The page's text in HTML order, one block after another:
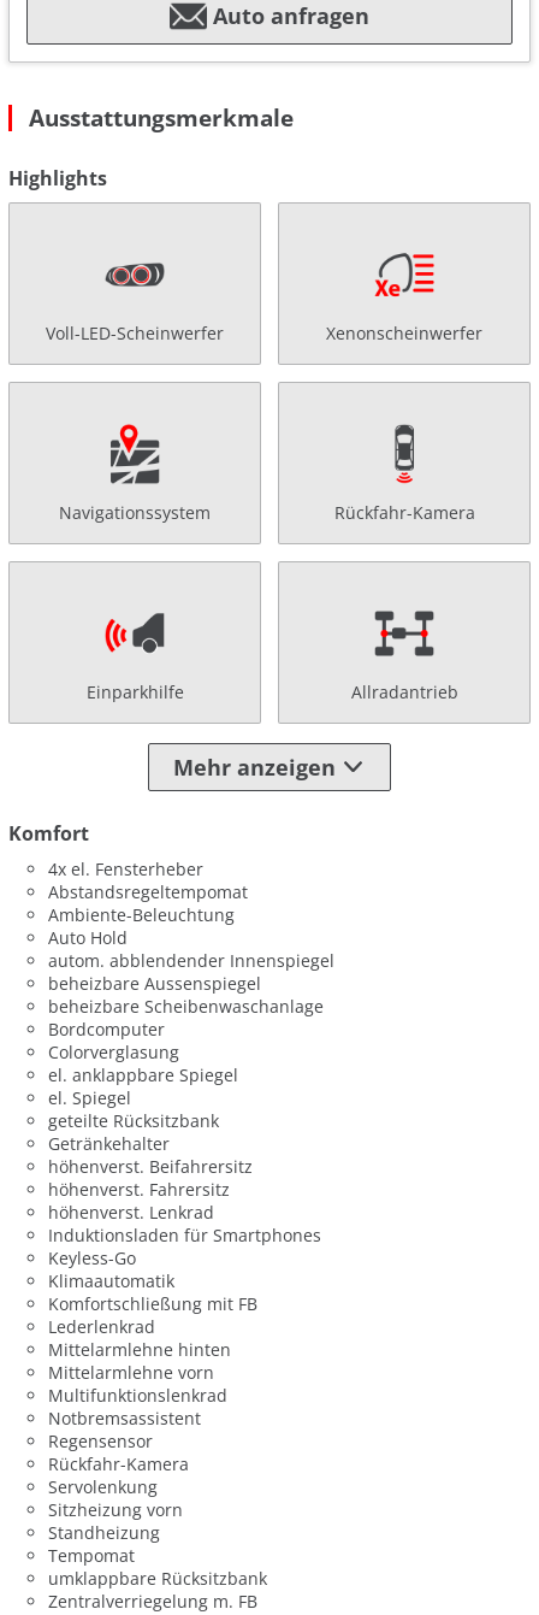
Auto anfragen
Ausstattungsmerkmale
Highlights
Voll-LED-Scheinwerfer Xenonscheinwerfer
Navigationssystem Rückfahr-Kamera
Einparkhilfe Allradantrieb
Mehr anzeigen
Komfort
4x el. Fensterheber
Abstandsregeltempomat
Ambiente-Beleuchtung
Auto Hold
autom. abblendender Innenspiegel
beheizbare Aussenspiegel
beheizbare Scheibenwaschanlage
Bordcomputer
Colorverglasung
el. anklappbare Spiegel
el. Spiegel
geteilte Rücksitzbank
Getränkehalter
höhenverst. Beifahrersitz
höhenverst. Fahrersitz
höhenverst. Lenkrad
Induktionsladen für Smartphones
Keyless-Go
Klimaautomatik
Komfortschließung mit FB
Lederlenkrad
Mittelarmlehne hinten
Mittelarmlehne vorn
Multifunktionslenkrad
Notbremsassistent
Regensensor
Rückfahr-Kamera
Servolenkung
Sitzheizung vorn
Standheizung
Tempomat
umklappbare Rücksitzbank
Zentralverriegelung m. FB